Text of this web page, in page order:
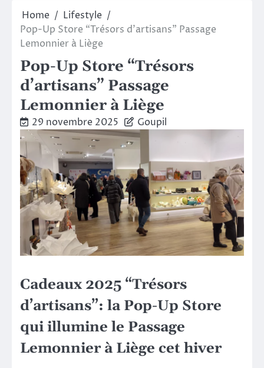
Home
Lifestyle
Pop-Up Store “Trésors d’artisans” Passage
Lemonnier à Liège
Pop-Up Store “Trésors
d’artisans” Passage
Lemonnier à Liège
29 novembre 2025 Goupil
Cadeaux 2025 “Trésors
d’artisans”: la Pop-Up Store
qui illumine le Passage
Lemonnier à Liège cet hiver